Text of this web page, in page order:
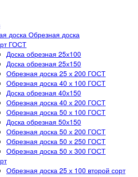
Обрезная доска
ГОСТ
Доска обрезная 25х100
Доска обрезная 25х150
Обрезная доска 25 х 200 ГОСТ
Обрезная доска 40 х 100 ГОСТ
Доска обрезная 40х150
Обрезная доска 40 х 200 ГОСТ
Обрезная доска 50 х 100 ГОСТ
Доска обрезная 50х150
Обрезная доска 50 х 200 ГОСТ
Обрезная доска 50 х 250 ГОСТ
Обрезная доска 50 х 300 ГОСТ
Обрезная доска 25 х 100 второй сорт